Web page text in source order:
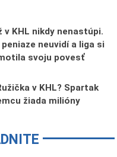
v KHL nikdy nenastúpi.
neuvidí a liga si
svoju povesť
v KHL? Spartak
žiada milióny